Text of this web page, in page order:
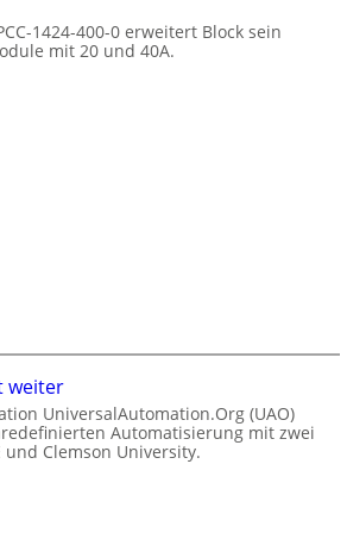
1424-400-0 erweitert Block sein
mit 20 und 40A.
weiter
UniversalAutomation.Org (UAO)
Automatisierung mit zwei
und Clemson University.